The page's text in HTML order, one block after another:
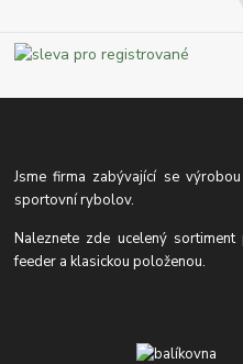
Jsme firma zabývající se
sportovní rybolov.
Naleznete zde ucelený sortiment
feeder a klasickou položenou.